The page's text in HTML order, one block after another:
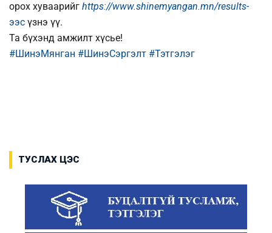
орох хуваарийг https://www.shinemyangan.mn/results-
ээс үзнэ үү.
Та бүхэнд амжилт хүсье!
#ШинэМянган #ШинэСэргэлт #Тэтгэлэг
ТУСЛАХ ЦЭС